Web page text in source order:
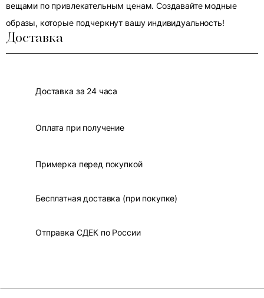
вещами по привлекательным ценам. Создавайте модные
образы, которые подчеркнут вашу индивидуальность!
Доставка
Доставка за 24 часа
Оплата при получение
Примерка перед покупкой
Бесплатная доставка (при покупке)
Отправка СДЕК по России